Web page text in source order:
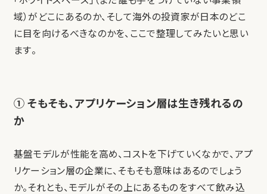
域）がどこにあるのか、そして海外の投資家が日本のどこ
に目を向けるべきなのかを、ここで整理してみたいと思い
ます。
① そもそも、アプリケーション層は生き残れるの
か
基盤モデルが性能を高め、コストを下げていくなかで、アプ
リケーション層の企業に、そもそも意味はあるのでしょう
か。それとも、モデルがその上にあるものをすべて飲み込